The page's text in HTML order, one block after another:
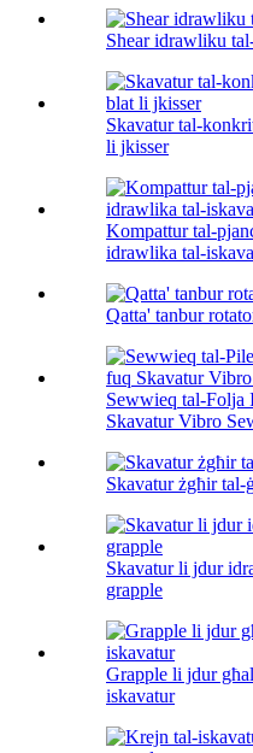
Shear idrawliku
Skavatur tal-
li jkisser
Kompattur tal-
idrawlika tal-
Qatta' tanbur
Sewwieq tal-Folja
Skavatur Vibro
Skavatur żgħir tal-
Skavatur li jdur
grapple
Grapple li jdur
iskavatur